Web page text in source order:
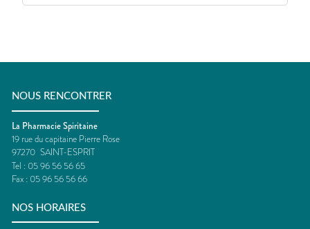
NOUS RENCONTRER
La Pharmacie Spiritaine
19 rue du capitaine Pierre Rose
97270 SAINT-ESPRIT
Tel : 05 96 56 56 65
Fax : 05 96 56 56 66
NOS HORAIRES